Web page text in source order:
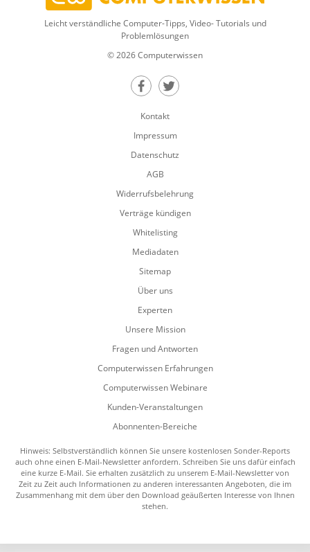
Leicht verständliche Computer-Tipps, Video- Tutorials und
Problemlösungen
© 2026 Computerwissen
Teilen auf Facebook
Teilen auf Twitter
Kontakt
Impressum
Datenschutz
AGB
Widerrufsbelehrung
Verträge kündigen
Whitelisting
Mediadaten
Sitemap
Über uns
Experten
Unsere Mission
Fragen und Antworten
Computerwissen Erfahrungen
Computerwissen Webinare
Kunden-Veranstaltungen
Abonnenten-Bereiche
Hinweis: Selbstverständlich können Sie unsere kostenlosen Sonder-Reports
auch ohne einen E-Mail-Newsletter anfordern. Schreiben Sie uns dafür einfach
eine kurze E-Mail. Sie erhalten zusätzlich zu unserem E-Mail-Newsletter von
Zeit zu Zeit auch Informationen zu anderen interessanten Angeboten, die im
Zusammenhang mit dem über den Download geäußerten Interesse von Ihnen
stehen.